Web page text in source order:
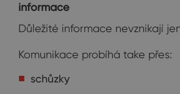
informace
Důležité informace nevznikají
Komunikace probíhá take přes:
schůzky